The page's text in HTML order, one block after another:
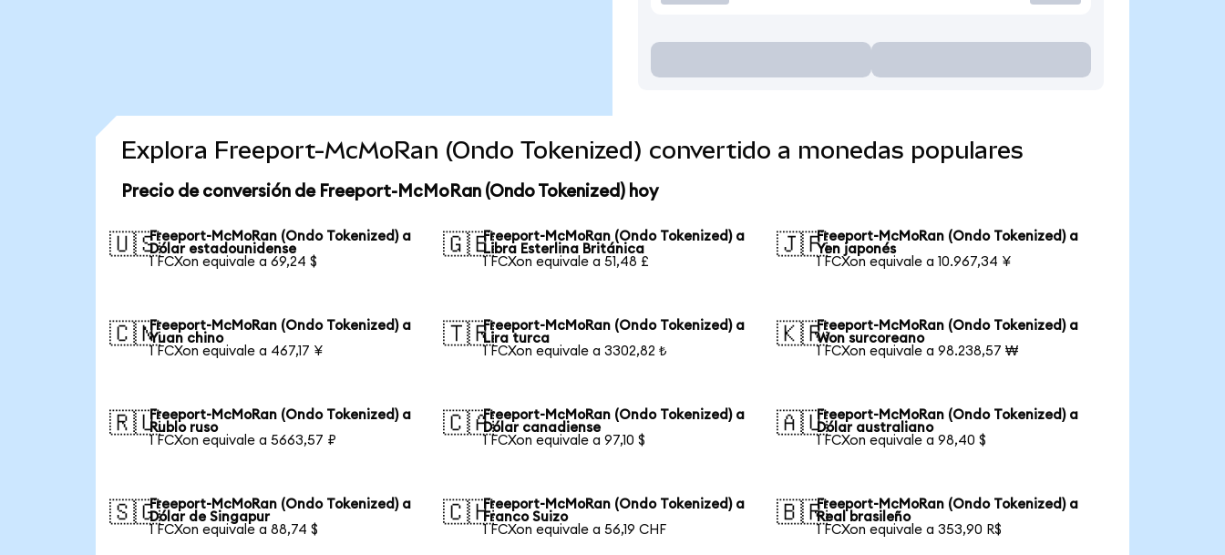
Explora Freeport-McMoRan (Ondo Tokenized) convertido a monedas populares
Precio de conversión de Freeport-McMoRan (Ondo Tokenized) hoy
🇺🇸Freeport-McMoRan (Ondo Tokenized) a
Dólar estadounidense
1 FCXon equivale a 69,24 $
🇬🇧Freeport-McMoRan (Ondo Tokenized) a
Libra Esterlina Británica
1 FCXon equivale a 51,48 £
🇯🇵Freeport-McMoRan (Ondo Tokenized) a
Yen japonés
1 FCXon equivale a 10.967,34 ¥
🇨🇳Freeport-McMoRan (Ondo Tokenized) a
Yuan chino
1 FCXon equivale a 467,17 ¥
🇹🇷Freeport-McMoRan (Ondo Tokenized) a
Lira turca
1 FCXon equivale a 3302,82 ₺
🇰🇷Freeport-McMoRan (Ondo Tokenized) a
Won surcoreano
1 FCXon equivale a 98.238,57 ₩
🇷🇺Freeport-McMoRan (Ondo Tokenized) a
Rublo ruso
1 FCXon equivale a 5663,57 ₽
🇨🇦Freeport-McMoRan (Ondo Tokenized) a
Dólar canadiense
1 FCXon equivale a 97,10 $
🇦🇺Freeport-McMoRan (Ondo Tokenized) a
Dólar australiano
1 FCXon equivale a 98,40 $
🇸🇬Freeport-McMoRan (Ondo Tokenized) a
Dólar de Singapur
1 FCXon equivale a 88,74 $
🇨🇭Freeport-McMoRan (Ondo Tokenized) a
Franco Suizo
1 FCXon equivale a 56,19 CHF
🇧🇷Freeport-McMoRan (Ondo Tokenized) a
Real brasileño
1 FCXon equivale a 353,90 R$